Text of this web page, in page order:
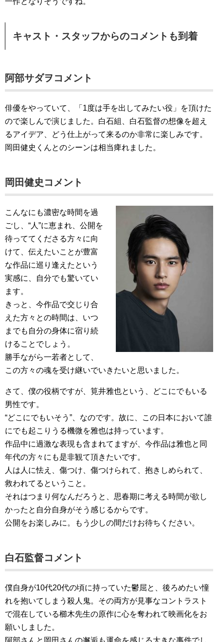
キャスト・スタッフからのコメントも到着
阿部サダヲコメント
俳優をやっていて、「1度は手を出してみたい役」を頂けた
ので楽しんで演じました。白石組、白石監督の想像を超え
るアイデア、どう仕上がって来るのか非常に楽しみです。
岡田健史くんとのシーンは相当痺れました。
岡田健史コメント
こんなにも濃密な時間を過
ごし、“人”に恵まれ、公開を
待っててくださる方々に向
けて、伝えたいことが豊富
な作品に巡り逢えたという
実感に、自分でも驚いてい
ます。
きっと、今作品で交じり合
えた方々との時間は、いつ
までも自分の身体に宿り続
けることでしょう。
勝手ながら一若者として、
この方々の魂を受け継いでいきたいと思いました。
さて、僕の役柄ですが、筧井雅也という、どこにでもいる
男性です。
“どこにでもいそう”、なのです。故に、この日本において誰
にでも起こりうる機微を雅也は持っています。
作品中に過激な表現も含まれてますが、今作品は雅也と同
年代の方々にも是非観て頂きたいです。
人は人に怯え、傷つけ、傷つけられて、抱きしめられて、
救われてるということ。
それはつまり何なんだろうと、思春期に考える時間が欲し
かったと自分自身がそう感じるからです。
公開をお楽しみに。もう少しの間だけお待ちください。
白石監督コメント
僕自身が10代20代の頃に持っていた鬱屈と、後ろめたい憧
れを抱いてしまう殺人鬼。その両方が見事なコントラスト
で混在している櫛木先生の原作に心を奪われて映画化をお
願いしました。